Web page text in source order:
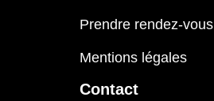
Prendre rendez-vous
Mentions légales
Contact